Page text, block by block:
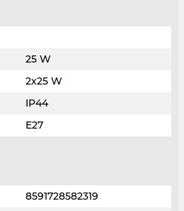
25 W
2x25 W
IP44
E27
8591728582319